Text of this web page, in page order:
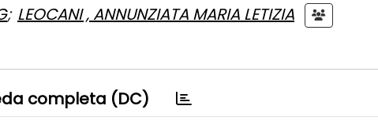
; LEOCANI , ANNUNZIATA MARIA LETIZIA
completa (DC)